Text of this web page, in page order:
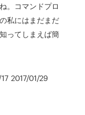
。コマンドプロ
私にはまだまだ
ってしまえば簡
2017/01/29